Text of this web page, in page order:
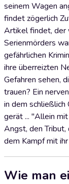
seinem Wagen
findet zögerlich
Artikel findet, der
Serienmörders
gefährlichen
ihre überreizten
Gefahren sehen,
trauen? Ein
in dem schließlich
gerät ... "Allein
Angst, den Tribut,
dem Kampf mit
Wie man